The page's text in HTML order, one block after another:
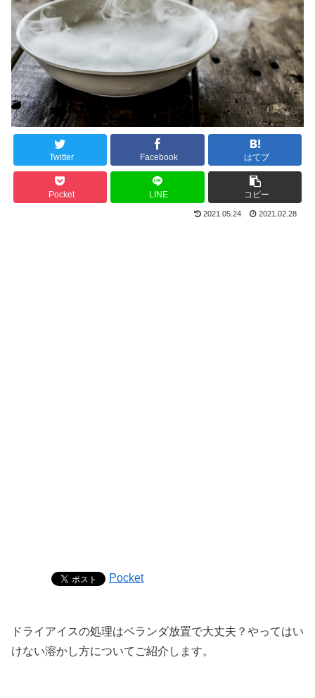
Twitter Facebook はてブ
Pocket LINE コピー
2021.05.24 2021.02.28
Pocket
ドライアイスの処理はベランダ放置で大丈夫？やってはい
けない溶かし方についてご紹介します。